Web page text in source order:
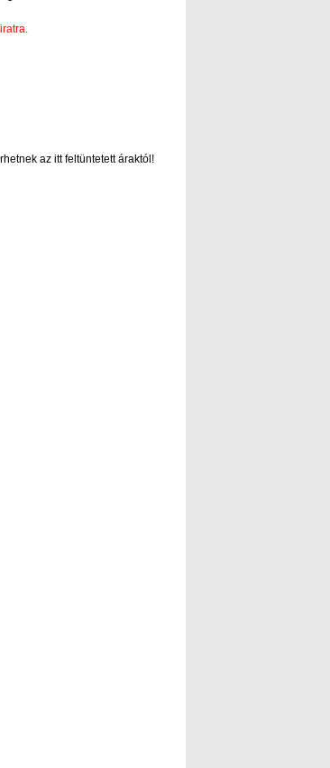
az itt feltüntetett áraktól!